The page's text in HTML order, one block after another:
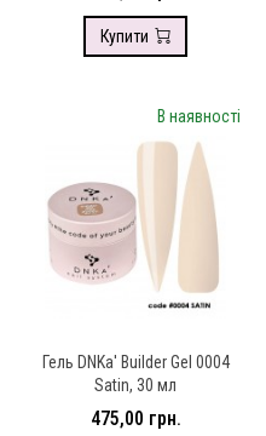
Купити
В наявності
Гель DNKa' Builder Gel 0004
Satin, 30 мл
475,00 грн.